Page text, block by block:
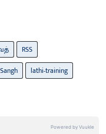
RSS
lathi-training